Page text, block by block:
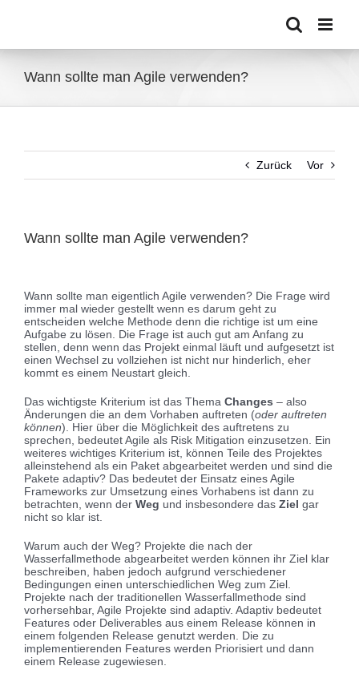
Wann sollte man Agile verwenden?
Zurück Vor
Wann sollte man Agile verwenden?
Bild
Wann sollte man eigentlich Agile verwenden? Die Frage wird
immer mal wieder gestellt wenn es darum geht zu
entscheiden welche Methode denn die richtige ist um eine
Aufgabe zu lösen. Die Frage ist auch gut am Anfang zu
stellen, denn wenn das Projekt einmal läuft und aufgesetzt ist
einen Wechsel zu vollziehen ist nicht nur hinderlich, eher
kommt es einem Neustart gleich.
Das wichtigste Kriterium ist das Thema Changes – also
Änderungen die an dem Vorhaben auftreten (oder auftreten
können). Hier über die Möglichkeit des auftretens zu
sprechen, bedeutet Agile als Risk Mitigation einzusetzen. Ein
weiteres wichtiges Kriterium ist, können Teile des Projektes
alleinstehend als ein Paket abgearbeitet werden und sind die
Pakete adaptiv? Das bedeutet der Einsatz eines Agile
Frameworks zur Umsetzung eines Vorhabens ist dann zu
betrachten, wenn der Weg und insbesondere das Ziel gar
nicht so klar ist.
Warum auch der Weg? Projekte die nach der
Wasserfallmethode abgearbeitet werden können ihr Ziel klar
beschreiben, haben jedoch aufgrund verschiedener
Bedingungen einen unterschiedlichen Weg zum Ziel.
Projekte nach der traditionellen Wasserfallmethode sind
vorhersehbar, Agile Projekte sind adaptiv. Adaptiv bedeutet
Features oder Deliverables aus einem Release können in
einem folgenden Release genutzt werden. Die zu
implementierenden Features werden Priorisiert und dann
einem Release zugewiesen.